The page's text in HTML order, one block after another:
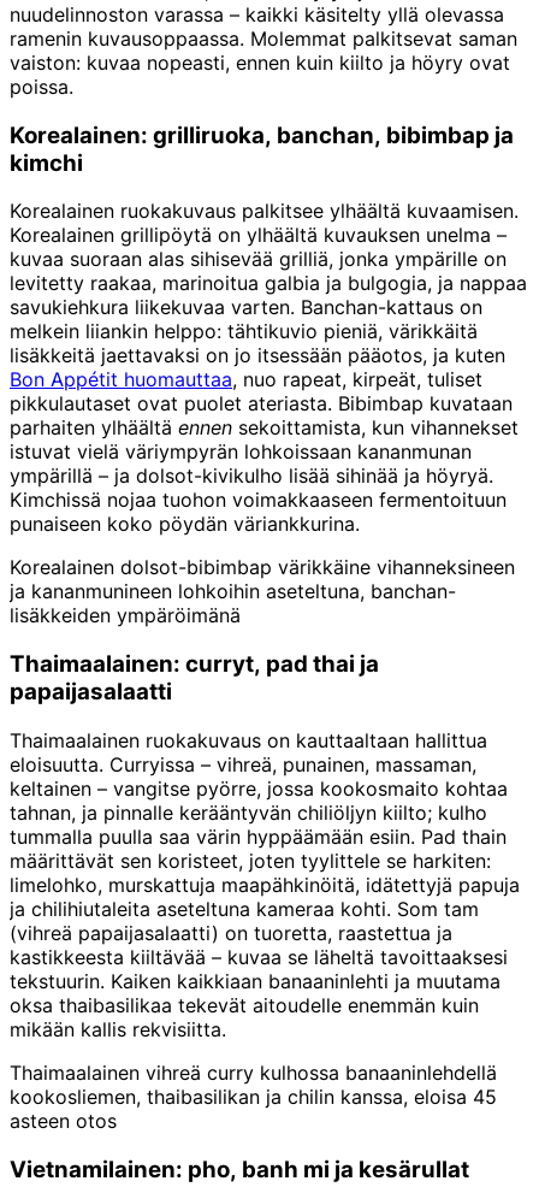
nuudelinnoston varassa – kaikki käsitelty yllä olevassa
ramenin kuvausoppaassa. Molemmat palkitsevat saman
vaiston: kuvaa nopeasti, ennen kuin kiilto ja höyry ovat
poissa.
Korealainen: grilliruoka, banchan, bibimbap ja
kimchi
Korealainen ruokakuvaus palkitsee ylhäältä kuvaamisen.
Korealainen grillipöytä on ylhäältä kuvauksen unelma –
kuvaa suoraan alas sihisevää grilliä, jonka ympärille on
levitetty raakaa, marinoitua galbia ja bulgogia, ja nappaa
savukiehkura liikekuvaa varten. Banchan-kattaus on
melkein liiankin helppo: tähtikuvio pieniä, värikkäitä
lisäkkeitä jaettavaksi on jo itsessään pääotos, ja kuten
Bon Appétit huomauttaa, nuo rapeat, kirpeät, tuliset
pikkulautaset ovat puolet ateriasta. Bibimbap kuvataan
parhaiten ylhäältä ennen sekoittamista, kun vihannekset
istuvat vielä väriympyrän lohkoissaan kananmunan
ympärillä – ja dolsot-kivikulho lisää sihinää ja höyryä.
Kimchissä nojaa tuohon voimakkaaseen fermentoituun
punaiseen koko pöydän väriankkurina.
Korealainen dolsot-bibimbap värikkäine vihanneksineen
ja kananmunineen lohkoihin aseteltuna, banchan-
lisäkkeiden ympäröimänä
Thaimaalainen: curryt, pad thai ja
papaijasalaatti
Thaimaalainen ruokakuvaus on kauttaaltaan hallittua
eloisuutta. Curryissa – vihreä, punainen, massaman,
keltainen – vangitse pyörre, jossa kookosmaito kohtaa
tahnan, ja pinnalle kerääntyvän chiliöljyn kiilto; kulho
tummalla puulla saa värin hyppäämään esiin. Pad thain
määrittävät sen koristeet, joten tyylittele se harkiten:
limelohko, murskattuja maapähkinöitä, idätettyjä papuja
ja chilihiutaleita aseteltuna kameraa kohti. Som tam
(vihreä papaijasalaatti) on tuoretta, raastettua ja
kastikkeesta kiiltävää – kuvaa se läheltä tavoittaaksesi
tekstuurin. Kaiken kaikkiaan banaaninlehti ja muutama
oksa thaibasilikaa tekevät aitoudelle enemmän kuin
mikään kallis rekvisiitta.
Thaimaalainen vihreä curry kulhossa banaaninlehdellä
kookosliemen, thaibasilikan ja chilin kanssa, eloisa 45
asteen otos
Vietnamilainen: pho, banh mi ja kesärullat